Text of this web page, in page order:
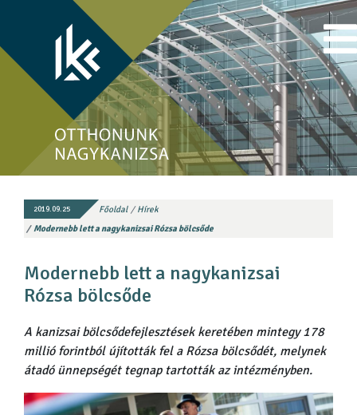
2019.09.25 Főoldal
Hírek
Modernebb lett a nagykanizsai Rózsa bölcsőde
Modernebb lett a nagykanizsai
Rózsa bölcsőde
A kanizsai bölcsődefejlesztések keretében mintegy 178
millió forintból újították fel a Rózsa bölcsődét, melynek
átadó ünnepségét tegnap tartották az intézményben.